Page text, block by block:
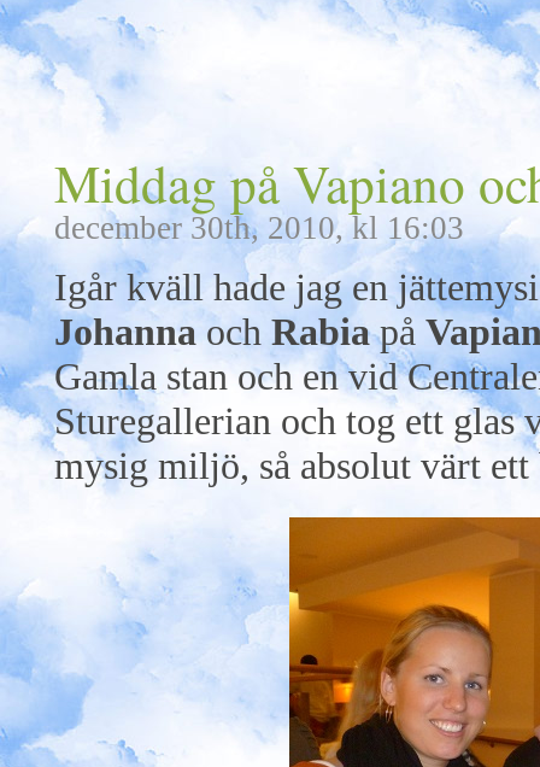
Middag på Vapiano
december 30th, 2010, kl 16:03
Igår kväll hade jag en
Johannaoch Rabiapå
Gamla stan och en vid
Sturegallerian och tog ett glas
mysig miljö, så absolut värt ett